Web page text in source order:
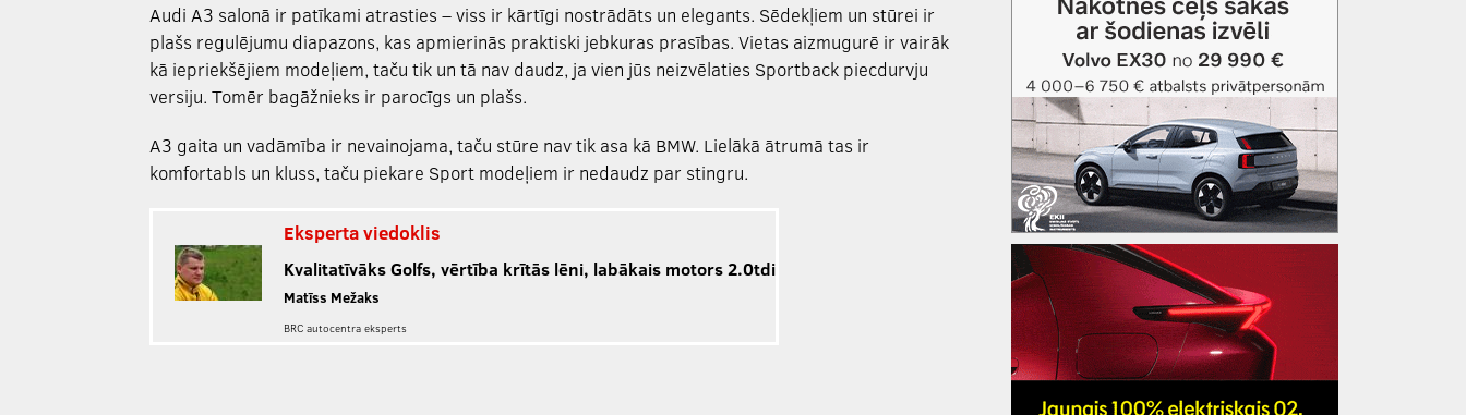
Audi A3 salonā ir patīkami atrasties – viss ir kārtīgi nostrādāts un elegants. Sēdekļiem un stūrei ir
plašs regulējumu diapazons, kas apmierinās praktiski jebkuras prasības. Vietas aizmugurē ir vairāk
kā iepriekšējiem modeļiem, taču tik un tā nav daudz, ja vien jūs neizvēlaties Sportback piecdurvju
versiju. Tomēr bagāžnieks ir parocīgs un plašs.
A3 gaita un vadāmība ir nevainojama, taču stūre nav tik asa kā BMW. Lielākā ātrumā tas ir
komfortabls un kluss, taču piekare Sport modeļiem ir nedaudz par stingru.
Eksperta viedoklis
Kvalitatīvāks Golfs, vērtība krītās lēni, labākais motors 2.0tdi
Matīss Mežaks
BRC autocentra eksperts